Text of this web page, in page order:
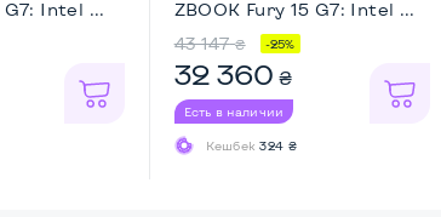
G7: Intel ...
ZBOOK Fury 15 G7: Intel ...
43 147 ₴ -25%
32 360 ₴
Есть в наличии
Кешбек324 ₴